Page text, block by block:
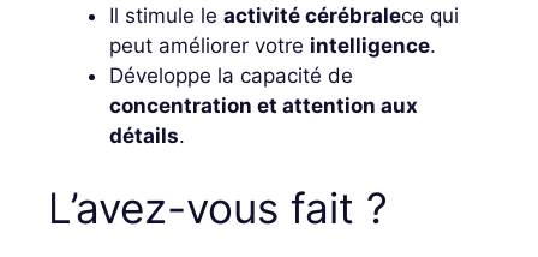
Il stimule le activité cérébralece qui
peut améliorer votre intelligence.
Développe la capacité de
concentration et attention aux
détails.
L’avez-vous fait ?